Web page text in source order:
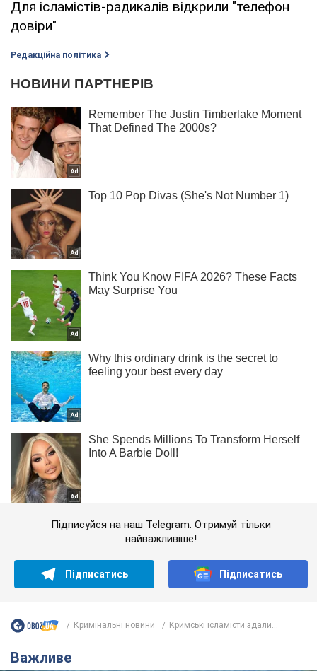
Для ісламістів-радикалів відкрили "телефон
довіри"
Редакційна політика
Підписуйся на наш Telegram. Отримуй тільки
найважливіше!
Підписатись Підписатись
Кримінальні новини Кримські ісламісти здали...
Важливе